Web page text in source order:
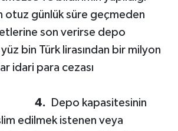
otuz günlük süre geçmeden
son verirse depo
bin Türk lirasından bir milyon
idari para cezası
4. Depo kapasitesinin
edilmek istenen veya